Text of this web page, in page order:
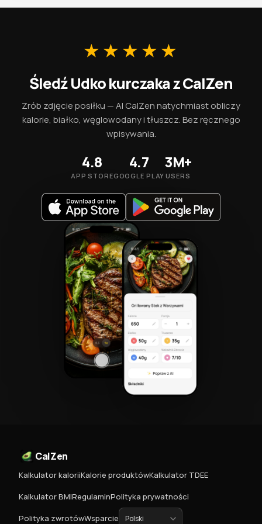
wraz z tymi niezbędnymi mikroskładnikami.
★★★★★
Śledź Udko kurczaka z CalZen
Zrób zdjęcie posiłku — AI CalZen natychmiast obliczy
kalorie, białko, węglowodany i tłuszcz. Bez ręcznego
wpisywania.
4.8
APP STORE
4.7
GOOGLE PLAY
3M+
USERS
CalZen
Kalkulator kaloriiKalorie produktówKalkulator TDEE
Kalkulator BMIRegulaminPolityka prywatności
Polityka zwrotówWsparcie